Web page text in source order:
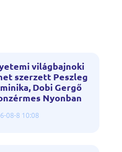
világbajnoki
szerzett Peszleg
Dobi Gergő
Nyonban
08-8 10:08